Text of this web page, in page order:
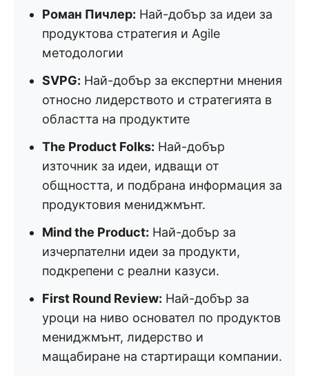
Роман Пичлер: Най-добър за идеи за
продуктова стратегия и Agile
методологии
SVPG: Най-добър за експертни мнения
относно лидерството и стратегията в
областта на продуктите
The Product Folks: Най-добър
източник за идеи, идващи от
общността, и подбрана информация за
продуктовия мениджмънт.
Mind the Product: Най-добър за
изчерпателни идеи за продукти,
подкрепени с реални казуси.
First Round Review: Най-добър за
уроци на ниво основател по продуктов
мениджмънт, лидерство и
мащабиране на стартиращи компании.